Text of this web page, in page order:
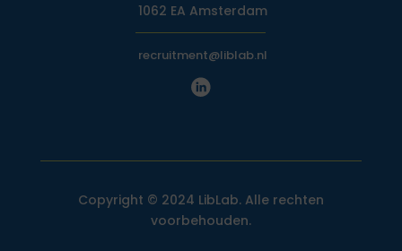
1062 EA Amsterdam
recruitment@liblab.nl
Copyright © 2024 LibLab. Alle rechten
voorbehouden.